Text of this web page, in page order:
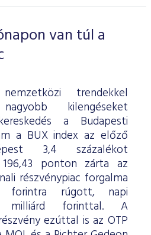
van túl a
trendekkel
kilengéseket
a Budapesti
a BUX index az előző
3,4 százalékot
ponton zárta az
részvénypiac forgalma
forintra rúgott, napi
milliárd forinttal. A
ezúttal is az OTP